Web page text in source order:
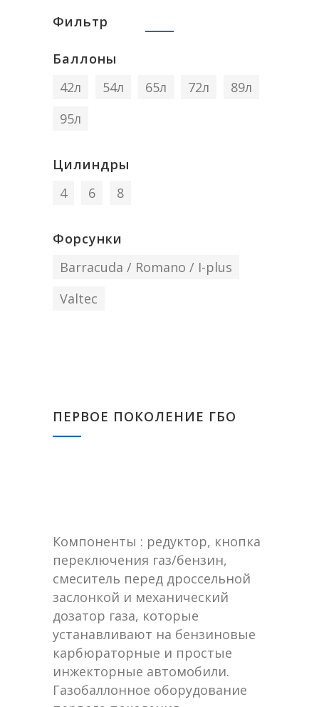
Фильтр
Баллоны
42л
54л 65л 72л
89л
95л
Цилиндры
4
6 8
Форсунки
Barracuda / Romano / I-plus
Valtec
ПЕРВОЕ ПОКОЛЕНИЕ ГБО
Компоненты : редуктор, кнопка
переключения газ/бензин,
смеситель перед дроссельной
заслонкой и механический
дозатор газа, которые
устанавливают на бензиновые
карбюраторные и простые
инжекторные автомобили.
Газобаллонное оборудование